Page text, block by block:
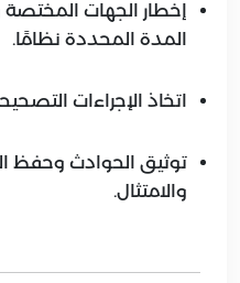
إخطار الجهات المختصة
المدة المحددة نظامًا.
اتخاذ الإجراءات
توثيق الحوادث وحفظ
والامتثال.